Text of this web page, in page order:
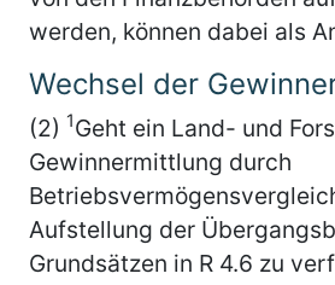
werden, können dabei als
Wechsel der
(2) 1Geht ein Land- und
Gewinnermittlung durch
Aufstellung der
Grundsätzen in R 4.6 zu